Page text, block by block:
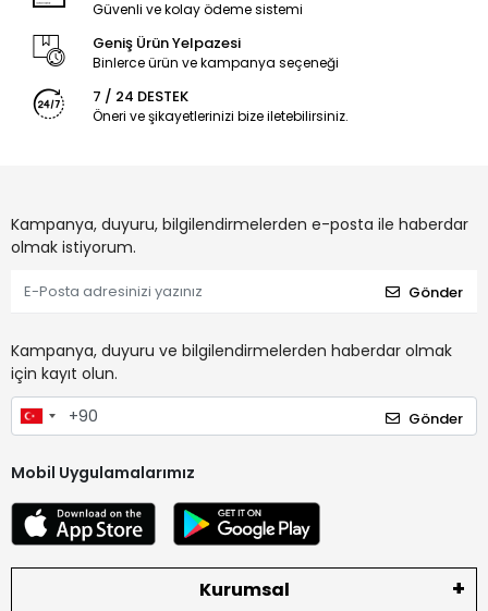
Güvenli ve kolay ödeme sistemi
Geniş Ürün Yelpazesi
Binlerce ürün ve kampanya seçeneği
7 / 24 DESTEK
Öneri ve şikayetlerinizi bize iletebilirsiniz.
Kampanya, duyuru, bilgilendirmelerden e-posta ile haberdar
olmak istiyorum.
Gönder
Kampanya, duyuru ve bilgilendirmelerden haberdar olmak
için kayıt olun.
Gönder
Mobil Uygulamalarımız
Kurumsal